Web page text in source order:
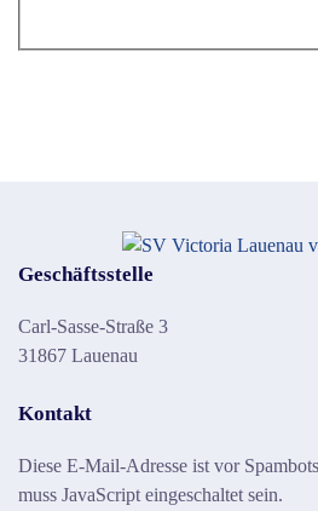
Geschäftsstelle
Carl-Sasse-Straße 3
31867 Lauenau
Kontakt
Diese E-Mail-Adresse ist vor
muss JavaScript eingeschaltet sein.